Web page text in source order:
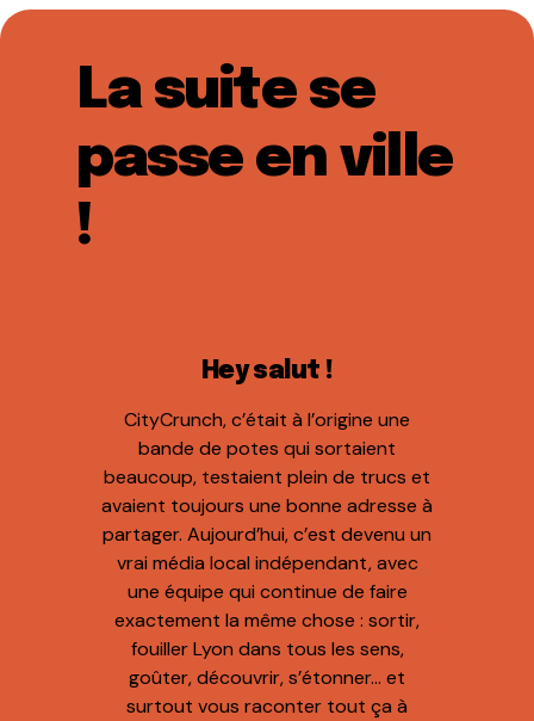
La suite se
passe en ville
!
Hey salut !
CityCrunch, c’était à l’origine une
bande de potes qui sortaient
beaucoup, testaient plein de trucs et
avaient toujours une bonne adresse à
partager. Aujourd’hui, c’est devenu un
vrai média local indépendant, avec
une équipe qui continue de faire
exactement la même chose : sortir,
fouiller Lyon dans tous les sens,
goûter, découvrir, s’étonner… et
surtout vous raconter tout ça à